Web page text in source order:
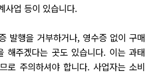
사업 등이 있습니다.
발행을 거부하거나, 영수증 없이 구매
해주겠다는 곳도 있습니다. 이는 과태
로 주의하셔야 합니다. 사업자는 소비